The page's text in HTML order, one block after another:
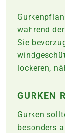
während
Sie
lockeren,
GURKEN
Gurken
besonders